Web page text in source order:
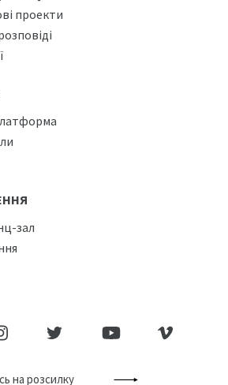
проекти
зал